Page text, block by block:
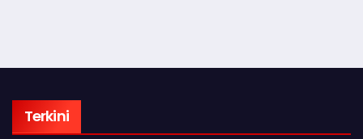
Terkini